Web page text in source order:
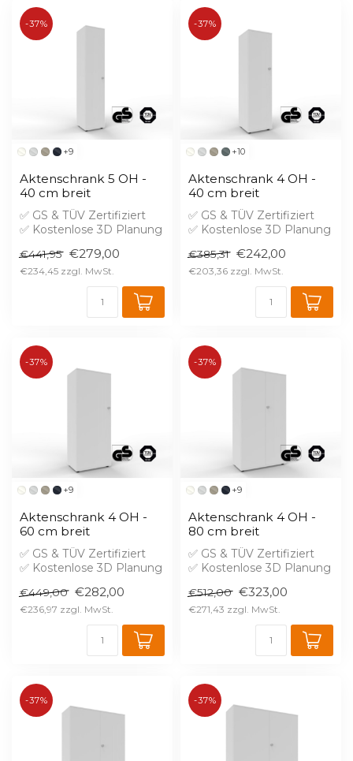
+9
-37%
Aktenschrank 5 OH -
40 cm breit
✅ GS & TÜV Zertifiziert
✅ Kostenlose 3D Planung
Aufprei...
€441,95 €279,00
€234,45
+10
-37%
Aktenschrank 4 OH -
40 cm breit
✅ GS & TÜV Zertifiziert
✅ Kostenlose 3D Planung
Aufprei...
€385,31 €242,00
€203,36
+9
-37%
Aktenschrank 4 OH -
60 cm breit
✅ GS & TÜV Zertifiziert
✅ Kostenlose 3D Planung
Aufprei...
€449,00 €282,00
€236,97
+9
-37%
Aktenschrank 4 OH -
80 cm breit
✅ GS & TÜV Zertifiziert
✅ Kostenlose 3D Planung
Aufprei...
€512,00 €323,00
€271,43
-37% -37%